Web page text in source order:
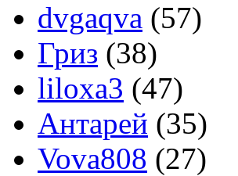
dvgaqva (57)
Гриз (38)
liloxa3 (47)
Антарей (35)
Vova808 (27)